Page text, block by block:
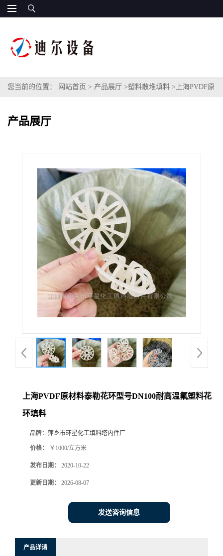
您当前的位置： 网站首页 > 产品展厅 >塑料散堆填料 > 上海PVDF原
产品展厅
上海PVDF原材料泰勒花环型号DN100耐高温氟塑料花
环填料
品牌： 萍乡市环星化工填料塔内件厂
价格： ￥1000/立方米
发布日期： 2020-10-22
更新日期： 2026-08-07
发送咨询信息
产品详请